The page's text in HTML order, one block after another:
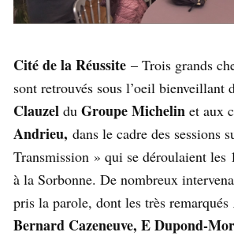
Cité de la Réussite – Trois grands
sont retrouvés sous l’oeil bienveillant
Clauzel du Groupe Michelin et aux
Andrieu, dans le cadre des sessions
Transmission » qui se déroulaient les
à la Sorbonne. De nombreux
pris la parole, dont les très remarqués
Bernard Cazeneuve, E Dupond-